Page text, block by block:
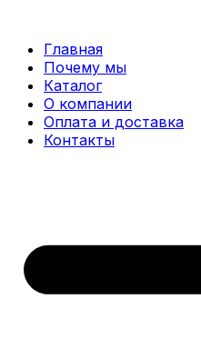
содержимому
Главная
Почему мы
Каталог
О компании
Оплата и доставка
Контакты